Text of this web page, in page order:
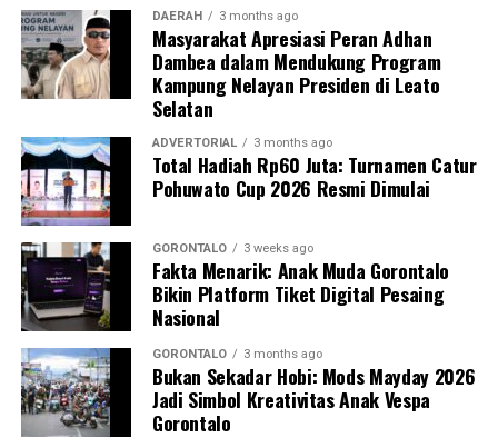
Melansir laporan dari media Hasanah dan pantauan
Harian Narasi, fenomena ini bukan sekadar ajang adu
visual makanan, melainkan bentuk keresahan
masyarakat terhadap efektivitas anggaran negara. Lebih
lanjut, informasi yang turut diviralkan oleh akun
agregator Lambe Turah dan Repelita memperlihatkan
bahwa publik menaruh ekspektasi besar agar
pemerintah segera mengevaluasi rantai pasok dan
standar dapur katering MBG.
Netizen berharap, kehebohan komparasi ini bisa menjadi
tamparan sekaligus masukan konstruktif bagi Badan Gizi
Nasional (BGN). Jika supermarket saja bisa menyajikan
hidangan berkualitas dengan budget yang sama,
seharusnya negara mampu memberikan nutrisi yang
jauh lebih optimal untuk anak-anak Indonesia.
DAERAH 3 months ago
Masyarakat Apresiasi Peran Adhan
Dambea dalam Mendukung Program
Kampung Nelayan Presiden di Leato
Selatan
ADVERTORIAL 3 months ago
Total Hadiah Rp60 Juta: Turnamen Catur
Pohuwato Cup 2026 Resmi Dimulai
GORONTALO 3 weeks ago
Fakta Menarik: Anak Muda Gorontalo
Bikin Platform Tiket Digital Pesaing
Nasional
GORONTALO 3 months ago
Bukan Sekadar Hobi: Mods Mayday 2026
Jadi Simbol Kreativitas Anak Vespa
Gorontalo